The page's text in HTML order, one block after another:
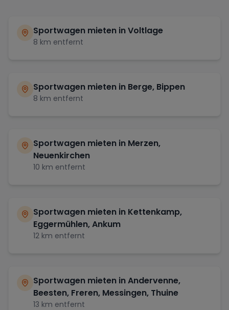
Sportwagen mieten inVoltlage
8 km entfernt
Sportwagen mieten in Berge, Bippen
8 km entfernt
Sportwagen mieten in Merzen,
Neuenkirchen
10 km entfernt
Sportwagen mieten in Kettenkamp,
Eggermühlen, Ankum
12 km entfernt
Sportwagen mieten inAndervenne,
Beesten, Freren, Messingen, Thuine
13 km entfernt